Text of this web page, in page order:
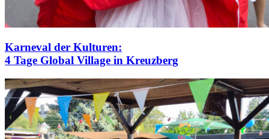
Karneval der Kulturen:
4 Tage Global Village in Kreuzberg